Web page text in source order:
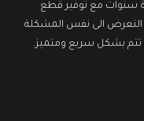
سنوات مع توفير قطع
التعرض الى نفس المشكلة
تتم بشكل سريع ومتميز.